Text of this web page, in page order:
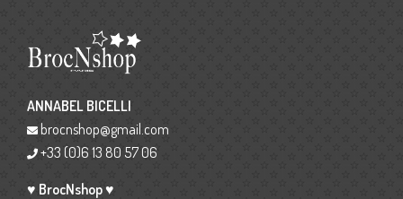
ANNABEL BICELLI
brocnshop@gmail.com
+33 (0)6 13 80 57 06
♥ BrocNshop ♥